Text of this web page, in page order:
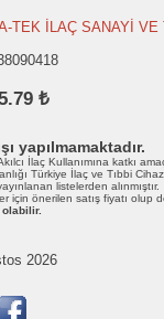
TEK İLAÇ SANAYİ VE
₺
yapılmamaktadır.
İlaç Kullanımına katkı
Türkiye İlaç ve Tıbbi
listelerden alınmıştır.
için önerilen satış fiyatı olup
2026